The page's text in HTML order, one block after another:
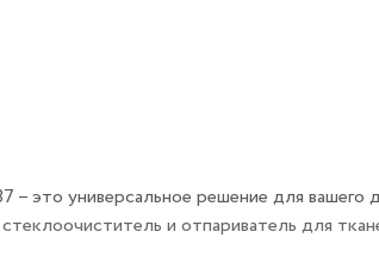
это универсальное решение для вашего
и отпариватель для